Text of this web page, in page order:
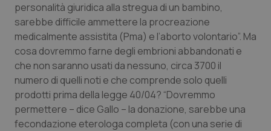
Molise
Piemonte
Provincia Autonoma di Bolzano
Provincia Autonoma di Trento
Epatiti
HIV
Infezioni & Febbre
Ipertensione & Scompenso
personalità giuridica alla stregua di un bambino,
sarebbe difficile ammettere la procreazione
medicalmente assistita (Pma) e l’aborto volontario”. Ma
cosa dovremmo farne degli embrioni abbandonati e
che non saranno usati da nessuno, circa 3700 il
numero di quelli noti e che comprende solo quelli
prodotti prima della legge 40/04? “Dovremmo
permettere – dice Gallo – la donazione, sarebbe una
fecondazione eterologa completa (con una serie di